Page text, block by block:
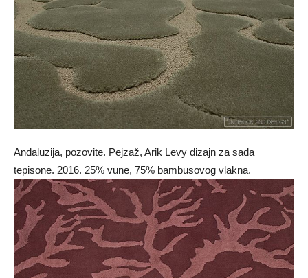
Andaluzija, pozovite. Pejzaž, Arik Levy dizajn za sada
tepisone. 2016. 25% vune, 75% bambusovog vlakna.